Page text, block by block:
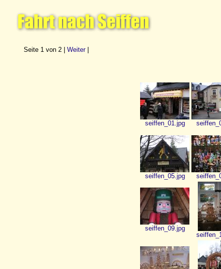
Seite 1 von 2 | Weiter|
seiffen_01.jpg
seiffen_05.jpg
seiffen_09.jpg